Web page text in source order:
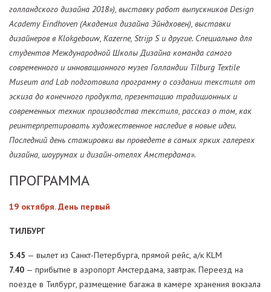
голландского дизайна 2018»), выставку работ выпускников Design
Academy Eindhoven (Академия дизайна Эйндховен), выставки
дизайнеров в Klokgebouw, Kazerne, Strijp S и другие. Специально для
студентов Международной Школы Дизайна команда самого
современного и инновационного музея Голландии Tilburg Textile
Museum and Lab подготовила программу о создании текстиля от
эскиза до конечного продукта, презентацию традиционных и
современных техник производства текстиля, рассказ о том, как
реинтерпретировать художественное наследие в новые идеи.
Последний день стажировки вы проведете в самых ярких галереях
дизайна, шоурумах и дизайн-отелях Амстердама».
ПРОГРАММА
19 октября. День первый
ТИЛБУРГ
5.45 — вылет из Санкт-Петербурга, прямой рейс, а/к KLM
7.40 — прибытие в аэропорт Амстердама, завтрак. Переезд на
поезде в Тилбург, размещение багажа в камере хранения вокзала